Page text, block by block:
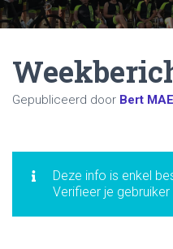
Gepubliceerd door Bert
Deze info is enkel
Verifieer je